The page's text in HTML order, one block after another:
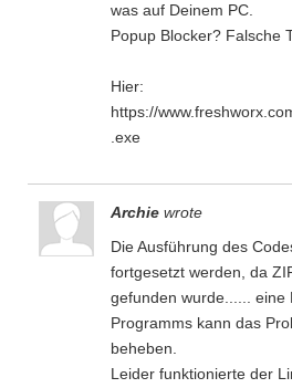
was auf Deinem PC.
Popup Blocker? Falsche
Hier:
https://
.exe
Archie wrote
Die Ausführung des
fortgesetzt werden, da
gefunden wurde...... eine
Programms kann das
beheben.
Leider funktionierte der